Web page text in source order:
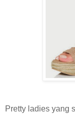
Pretty ladies yang